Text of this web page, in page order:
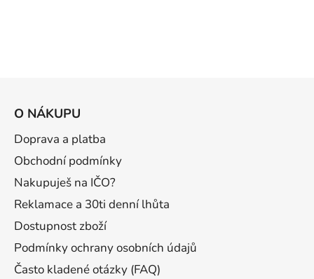
O NÁKUPU
Doprava a platba
Obchodní podmínky
Nakupuješ na IČO?
Reklamace a 30ti denní lhůta
Dostupnost zboží
Podmínky ochrany osobních údajů
Často kladené otázky (FAQ)